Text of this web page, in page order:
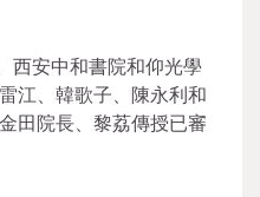
西安中和書院和仰光學
江、韓歌子、陳永利和
田院長、黎荔傳授已審